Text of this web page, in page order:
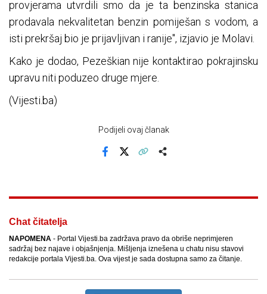
provjerama utvrdili smo da je ta benzinska stanica
prodavala nekvalitetan benzin pomiješan s vodom, a
isti prekršaj bio je prijavljivan i ranije", izjavio je Molavi.
Kako je dodao, Pezeškian nije kontaktirao pokrajinsku
upravu niti poduzeo druge mjere.
(Vijesti.ba)
Podijeli ovaj članak
Chat čitatelja
NAPOMENA - Portal Vijesti.ba zadržava pravo da obriše neprimjeren
sadržaj bez najave i objašnjenja. Mišljenja iznešena u chatu nisu stavovi
redakcije portala Vijesti.ba. Ova vijest je sada dostupna samo za čitanje.